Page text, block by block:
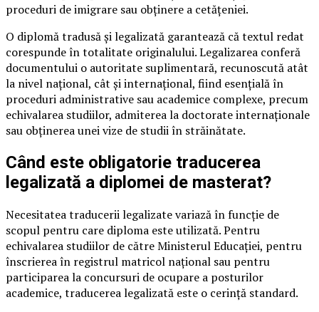
proceduri de imigrare sau obținere a cetățeniei.
O diplomă tradusă și legalizată garantează că textul redat
corespunde în totalitate originalului. Legalizarea conferă
documentului o autoritate suplimentară, recunoscută atât
la nivel național, cât și internațional, fiind esențială în
proceduri administrative sau academice complexe, precum
echivalarea studiilor, admiterea la doctorate internaționale
sau obținerea unei vize de studii în străinătate.
Când este obligatorie traducerea
legalizată a diplomei de masterat?
Necesitatea traducerii legalizate variază în funcție de
scopul pentru care diploma este utilizată. Pentru
echivalarea studiilor de către Ministerul Educației, pentru
înscrierea în registrul matricol național sau pentru
participarea la concursuri de ocupare a posturilor
academice, traducerea legalizată este o cerință standard.